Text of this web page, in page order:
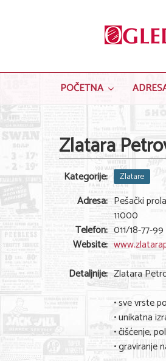
POČETNA
Zlatara
Kategorije: Zlatare
Adresa: Pešački
11000
Telefon: 011/18-77-99
Website:
Detaljnije: Zlatara
• sve vrste
• unikatna
• čišćenje,
• graviranje